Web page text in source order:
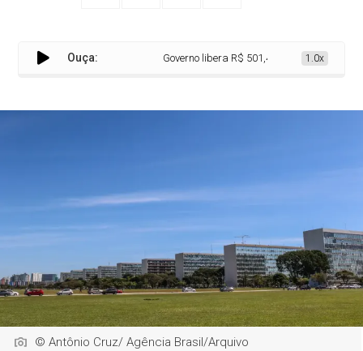
Ouça: Governo libera R$ 501,4 milhões para
1.0x
© Antônio Cruz/ Agência Brasil/Arquivo